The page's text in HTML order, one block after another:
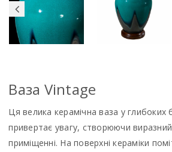
Ваза Vintage
Ця велика керамічна ваза у глибоких
привертає увагу, створюючи
приміщенні. На поверхні кераміки